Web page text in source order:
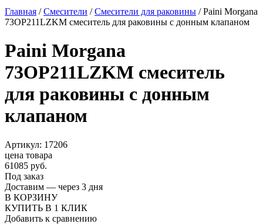
Главная /Смесители /Смесители для раковины /Paini Morgana
73OP211LZKM смеситель для раковины с донным клапаном
Paini Morgana
73OP211LZKM смеситель
для раковины с донным
клапаном
Артикул: 17206
цена товара
61085 руб.
Под заказ
Доставим — через 3 дня
В КОРЗИНУ
КУПИТЬ В 1 КЛИК
Добавить к сравнению